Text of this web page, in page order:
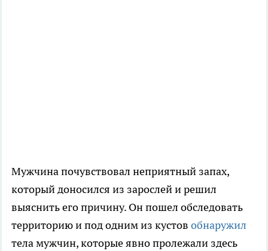
Мужчина почувствовал неприятный запах,
который доносился из зарослей и решил
выяснить его причину. Он пошел обследовать
территорию и под одним из кустов обнаружил
тела мужчин, которые явно пролежали здесь